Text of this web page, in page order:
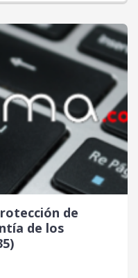
de
de los